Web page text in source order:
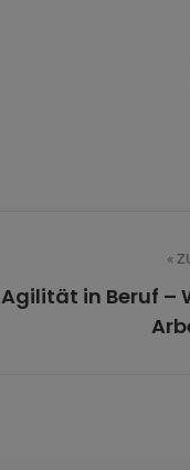
«
Agilität in Beruf –